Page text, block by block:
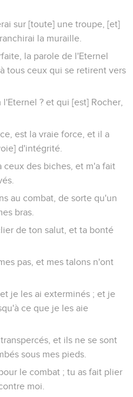
sur [toute] une troupe, [et]
la muraille.
la parole de l'Eternel
tous ceux qui se retirent vers
? et qui [est] Rocher,
est la vraie force, et il a
d'intégrité.
ceux des biches, et m'a fait
au combat, de sorte qu'un
bras.
de ton salut, et ta bonté
pas, et mes talons n'ont
je les ai exterminés ; et je
ce que je les aie
et ils ne se sont
sous mes pieds.
le combat ; tu as fait plier
moi.